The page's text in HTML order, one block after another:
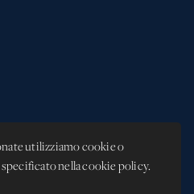
utilizziamo cookie o
nella cookie policy.